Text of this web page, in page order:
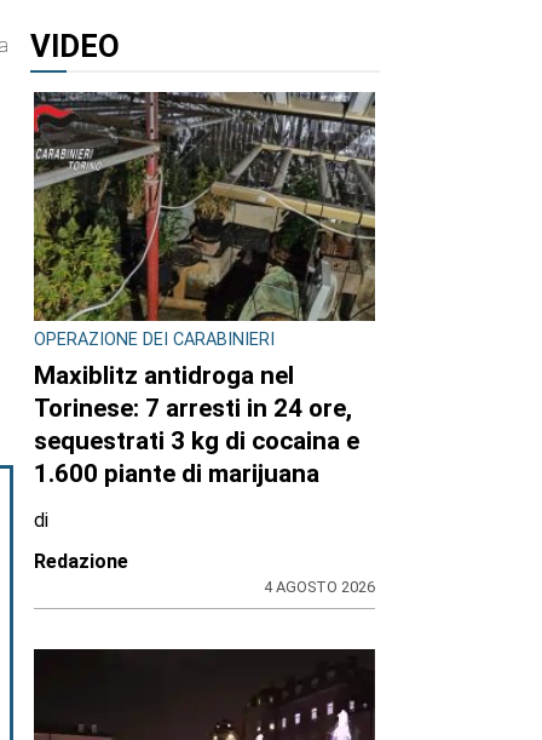
VIDEO
OPERAZIONE DEI CARABINIERI
Maxiblitz antidroga nel
Torinese: 7 arresti in 24 ore,
sequestrati 3 kg di cocaina e
1.600 piante di marijuana
di
Redazione
4 AGOSTO 2026